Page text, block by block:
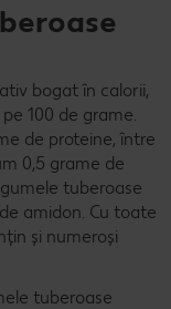
bogat în calorii,
100 de grame.
de proteine, între
0,5 grame de
tuberoase
amidon. Cu toate
și numeroși
tuberoase